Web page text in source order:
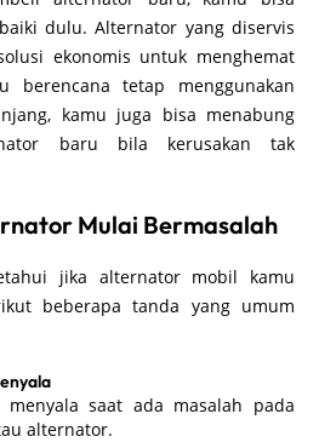
dulu. Alternator yang diservis
ekonomis untuk menghemat
berencana tetap menggunakan
kamu juga bisa menabung
baru bila kerusakan tak
Mulai Bermasalah
jika alternator mobil kamu
beberapa tanda yang umum
saat ada masalah pada
alternator.